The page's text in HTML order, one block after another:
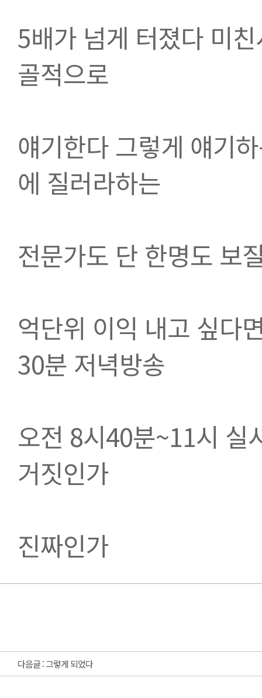
5배가 넘게 터졌다 미
골적으로
얘기한다 그렇게 얘기
에 질러라하는
전문가도 단 한명도 보
억단위 이익 내고 싶다
30분 저녁방송
오전 8시40분~11시 실
거짓인가
진짜인가
다음글 :그렇게 되었다